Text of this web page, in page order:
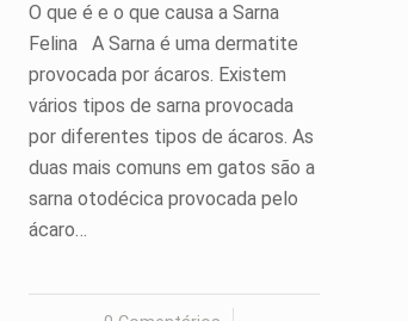
O que é e o que causa a Sarna
Felina A Sarna é uma dermatite
provocada por ácaros. Existem
vários tipos de sarna provocada
por diferentes tipos de ácaros. As
duas mais comuns em gatos são a
sarna otodécica provocada pelo
ácaro…